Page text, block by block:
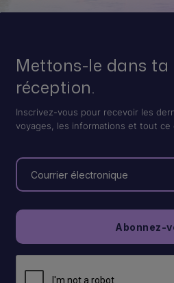
Mettons-le dans ta
réception.
Inscrivez-vous pour recevoir les
voyages, les informations et tout ce